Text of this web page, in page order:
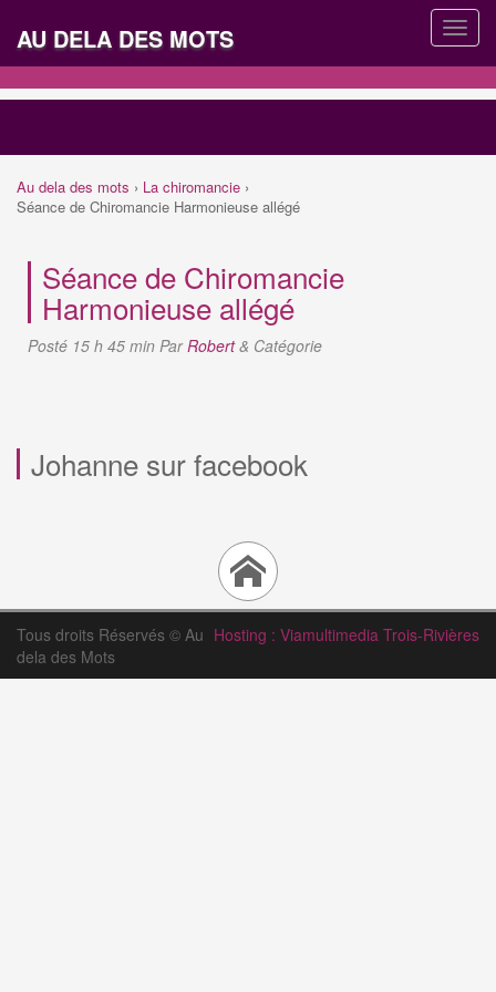
AU DELA DES MOTS
Au dela des mots › La chiromancie ›
Séance de Chiromancie Harmonieuse allégé
Séance de Chiromancie
Harmonieuse allégé
Posté 15 h 45 min ParRobert & Catégorie
Johanne sur facebook
Hosting : Viamultimedia Trois-Rivières
Tous droits Réservés © Au
dela des Mots